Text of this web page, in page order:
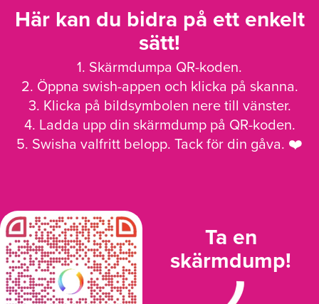
Här kan du bidra på ett enkelt
sätt!
1. Skärmdumpa QR-koden.
2. Öppna swish-appen och klicka på skanna.
3. Klicka på bildsymbolen nere till vänster.
4. Ladda upp din skärmdump på QR-koden.
5. Swisha valfritt belopp. Tack för din gåva. ❤️
Ta en
skärmdump!